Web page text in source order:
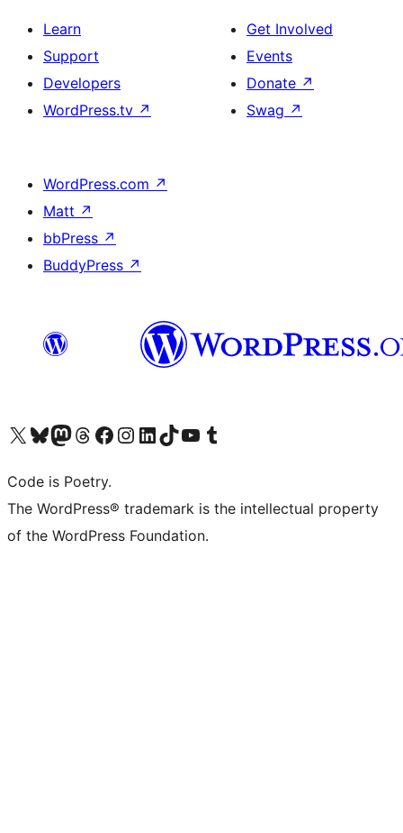
Learn
Support
Developers
WordPress.tv ↗
Get Involved
Events
Donate ↗
Swag ↗
WordPress.com ↗
Matt ↗
bbPress ↗
BuddyPress ↗
Visit our X (formerly Twitter) account
Visit our Bluesky account
Visit our Mastodon account
Visit our Threads account
Visit our Facebook page
Visit our Instagram account
Visit our LinkedIn account
Visit our TikTok account
Visit our YouTube channel
Visit our Tumblr account
Code is Poetry.
The WordPress® trademark is the intellectual property
of the WordPress Foundation.